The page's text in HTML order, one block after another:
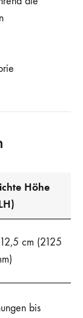
Höhe
cm (2125
bis